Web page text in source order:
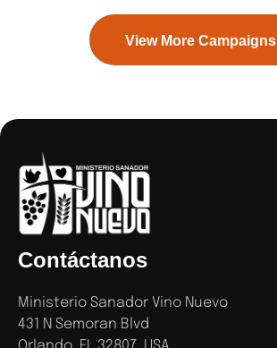
View More Campaigns
Contáctanos
Ministerio Sanador Vino Nuevo
431 N Semoran Blvd